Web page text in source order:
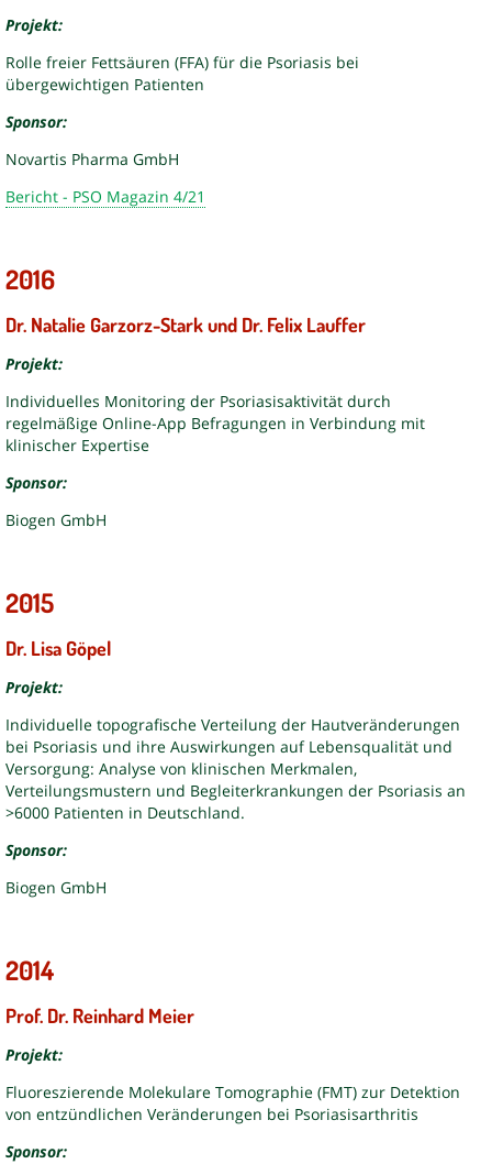
Projekt:
Rolle freier Fettsäuren (FFA) für die Psoriasis bei
übergewichtigen Patienten
Sponsor:
Novartis Pharma GmbH
Bericht - PSO Magazin 4/21
2016
Dr. Natalie Garzorz-Stark und Dr. Felix Lauffer
Projekt:
Individuelles Monitoring der Psoriasisaktivität durch
regelmäßige Online-App Befragungen in Verbindung mit
klinischer Expertise
Sponsor:
Biogen GmbH
2015
Dr. Lisa Göpel
Projekt:
Individuelle topografische Verteilung der Hautveränderungen
bei Psoriasis und ihre Auswirkungen auf Lebensqualität und
Versorgung: Analyse von klinischen Merkmalen,
Verteilungsmustern und Begleiterkrankungen der Psoriasis an
>6000 Patienten in Deutschland.
Sponsor:
Biogen GmbH
2014
Prof. Dr. Reinhard Meier
Projekt:
Fluoreszierende Molekulare Tomographie (FMT) zur Detektion
von entzündlichen Veränderungen bei Psoriasisarthritis
Sponsor: